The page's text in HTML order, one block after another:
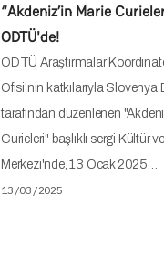
“Akdeniz’in Marie
ODTÜ'de!
ODTÜ Araştırmalar
Ofisi'nin katkılarıyla Slovenya
tarafından düzenlenen
Curieleri" başlıklı sergi Kültür
Merkezi'nde, 13 Ocak 2025…
13/03/2025